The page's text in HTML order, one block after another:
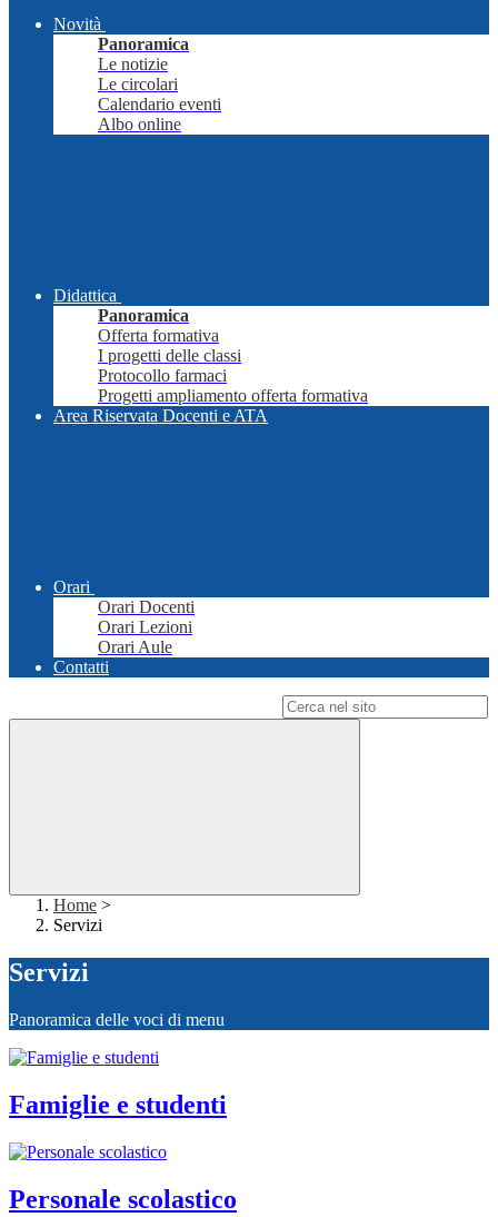
Novità
Panoramica
Le notizie
Le circolari
Calendario eventi
Albo online
Didattica
Panoramica
Offerta formativa
I progetti delle classi
Protocollo farmaci
Progetti ampliamento offerta formativa
Area Riservata Docenti e ATA
Orari
Orari Docenti
Orari Lezioni
Orari Aule
Contatti
Home >
Servizi
Servizi
Panoramica delle voci di menu
Famiglie e studenti
Personale scolastico